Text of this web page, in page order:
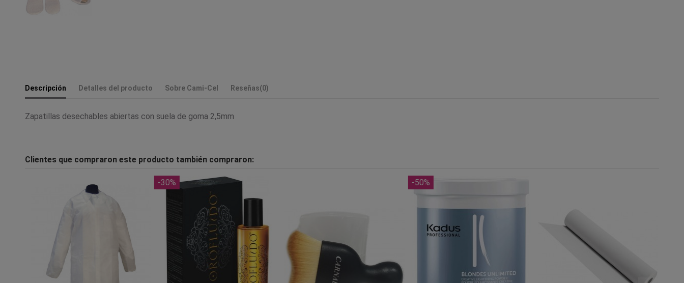
Descripción Detalles del producto Sobre Cami-Cel Reseñas(0)
Zapatillas desechables abiertas con suela de goma 2,5mm
Clientes que compraron este producto también compraron:
-30% -50%